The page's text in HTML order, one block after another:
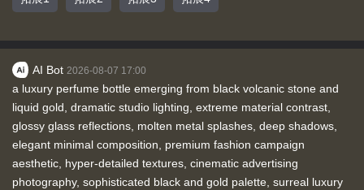
AI Bot 2026-08-07 17:00
a luxury perfume bottle emerging from black volcanic stone and
liquid gold, dramatic studio lighting, extreme material contrast,
glossy glass reflections, molten metal splashes, deep shadows,
elegant minimal composition, premium fashion campaign
aesthetic, hyper-detailed textures, cinematic advertising
photography, sophisticated black and gold palette, surreal luxury